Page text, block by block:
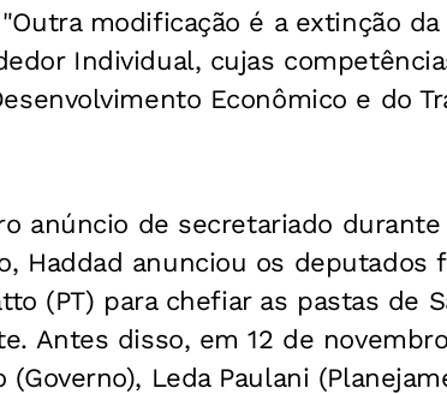
modificação é a extinção
Individual, cujas
Econômico e do
anúncio de secretariado
Haddad anunciou os deputados
(PT) para chefiar as pastas de
Antes disso, em 12 de
(Governo), Leda Paulani